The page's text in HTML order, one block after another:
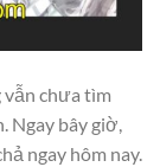
vẫn chưa tìm
Ngay bây giờ,
ngay hôm nay.